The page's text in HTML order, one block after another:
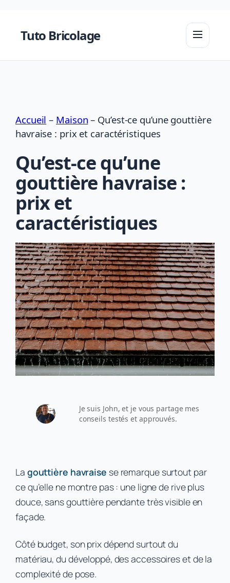
contenuTuto Bricolage
Accueil – Maison – Qu’est-ce qu’une gouttière
havraise : prix et caractéristiques
Qu’est-ce qu’une
gouttière havraise :
prix et
caractéristiques
Je suis John, et je vous partage mes
conseils testés et approuvés.
La gouttière havraise se remarque surtout par
ce qu’elle ne montre pas : une ligne de rive plus
douce, sans gouttière pendante très visible en
façade.
Côté budget, son prix dépend surtout du
matériau, du développé, des accessoires et de la
complexité de pose.